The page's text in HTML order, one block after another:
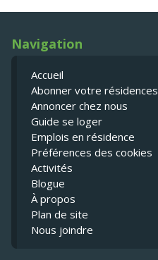
Navigation
Accueil
Abonner votre résidences
Annoncer chez nous
Guide se loger
Emplois en résidence
Préférences des cookies
Activités
Blogue
À propos
Plan de site
Nous joindre